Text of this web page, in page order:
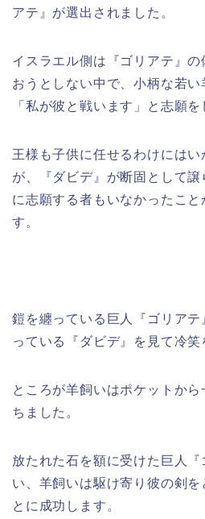
アテ』が選出されました。
イスラエル側は『ゴリアテ』
おうとしない中で、小柄な若
「私が彼と戦います」と志願を
王様も子供に任せるわけには
が、『ダビデ』が断固として
に志願する者もいなかったこと
す。
鎧を纏っている巨人『ゴリア
っている『ダビデ』を見て冷笑
ところが羊飼いはポケットか
ちました。
放たれた石を額に受けた巨人
い、羊飼いは駆け寄り彼の剣を
とに成功します。